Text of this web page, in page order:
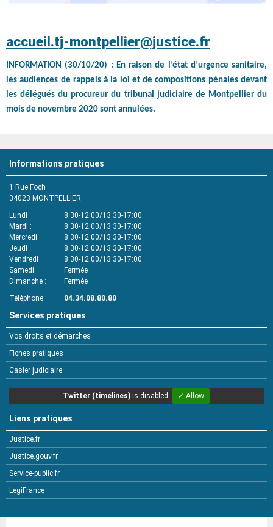
accueil.tj-montpellier@justice.fr
INFORMATION (30/10/20) : En raison de l’état d’urgence sanitaire,
les audiences de rappels à la loi et de compositions pénales devant
les délégués du procureur du tribunal judiciaire de Montpellier du
mois de novembre 2020 sont annulées.
Informations pratiques
1 Rue Foch
34023 MONTPELLIER
Lundi
8:30-12:00/13:30-17:00
Mardi
8:30-12:00/13:30-17:00
Mercredi
8:30-12:00/13:30-17:00
Jeudi
8:30-12:00/13:30-17:00
Vendredi
8:30-12:00/13:30-17:00
Samedi
Fermée
Dimanche
Fermée
Téléphone
04.34.08.80.80
Services pratiques
Vos droits et démarches
Fiches pratiques
Casier judiciaire
Twitter (timelines) is disabled. ✓ Allow
Liens pratiques
Justice.fr
Justice.gouv.fr
Service-public.fr
LegiFrance